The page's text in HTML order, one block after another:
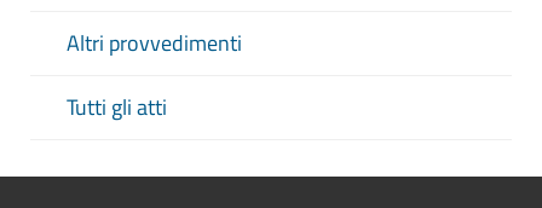
Altri provvedimenti
Tutti gli atti